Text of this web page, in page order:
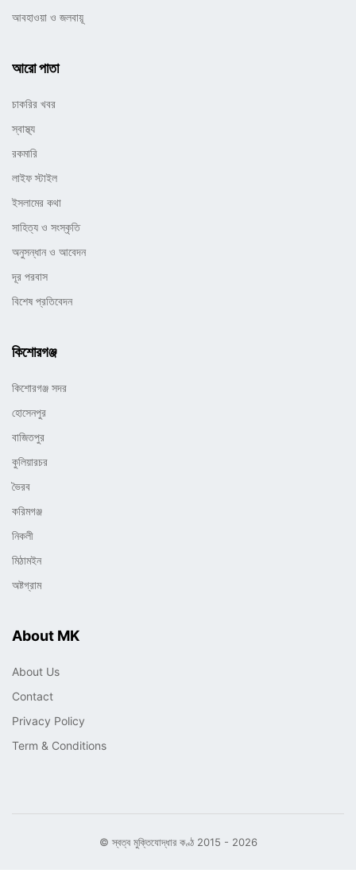
আবহাওয়া ও জলবায়ূ
আরো পাতা
চাকরির খবর
স্বাস্থ্য
রকমারি
লাইফ স্টাইল
ইসলামের কথা
সাহিত্য ও সংস্কৃতি
অনুসন্ধান ও আবেদন
দূর পরবাস
বিশেষ প্রতিবেদন
কিশোরগঞ্জ
কিশোরগঞ্জ সদর
হোসেনপুর
বাজিতপুর
কুলিয়ারচর
ভৈরব
করিমগঞ্জ
নিকলী
মিঠামইন
অষ্টগ্রাম
About MK
About Us
Contact
Privacy Policy
Term & Conditions
© স্বত্ব মুক্তিযোদ্ধার কণ্ঠ 2015 - 2026